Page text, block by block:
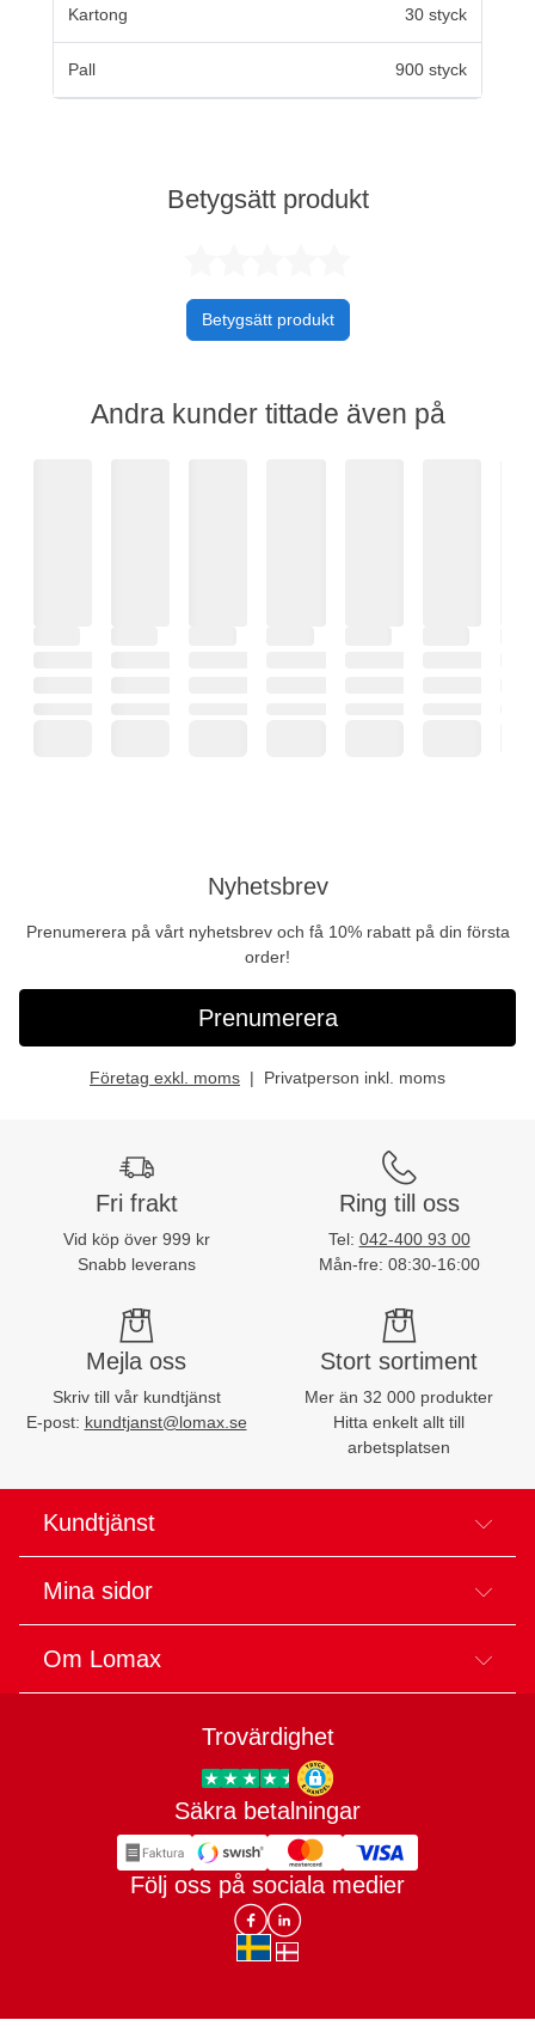
Kartong 30 styck
Pall 900 styck
Betygsätt produkt
Betygsätt produkt
Andra kunder tittade även på
Nyhetsbrev
Prenumerera på vårt nyhetsbrev och få 10% rabatt på din första
order!
Prenumerera
Företag exkl. moms Privatperson inkl. moms
Fri frakt
Vid köp över 999 kr
Snabb leverans
Ring till oss
Tel: 042-400 93 00
Mån-fre: 08:30-16:00
Mejla oss
Skriv till vår kundtjänst
E-post: kundtjanst@lomax.se
Stort sortiment
Mer än 32 000 produkter
Hitta enkelt allt till
arbetsplatsen
Kundtjänst
Mina sidor
Om Lomax
Trovärdighet
Trygg E-handel
Säkra betalningar
Följ oss på sociala medier
Lomax DK Facebook
Lomax SE LinkIn
sv-SEda-DK